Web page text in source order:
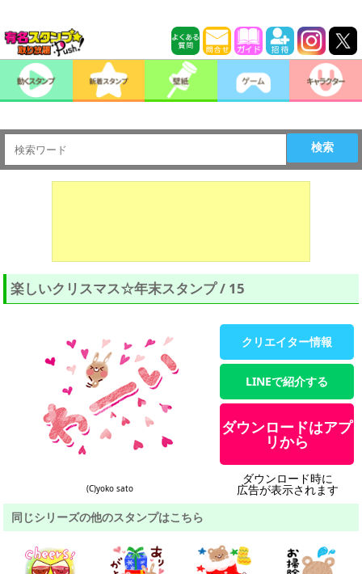
検索
楽しいクリスマス☆年末スタンプ / 15
(C)yoko sato
クリエイター情報
LINEで紹介する
ダウンロードはアプ
リから
ダウンロード時に
広告が表示されます
同じシリーズの他のスタンプはこちら